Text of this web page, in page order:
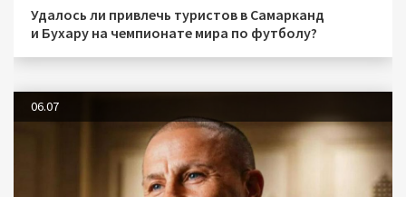
Удалось ли привлечь туристов в Самарканд
и Бухару на чемпионате мира по футболу?
06.07